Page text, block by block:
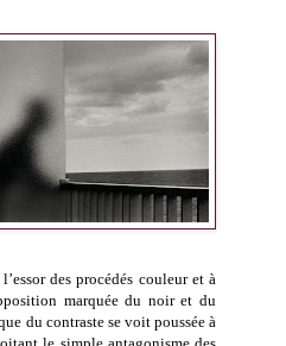
des procédés couleur et à
marquée du noir et du
du contraste se voit poussée à